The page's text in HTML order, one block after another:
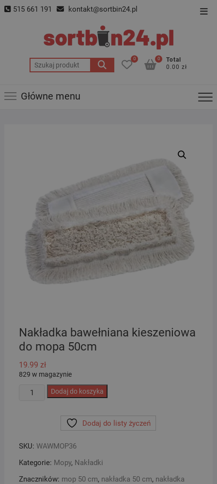
Skip 515 661 191 kontakt@sortbin24.pl
Szukaj:
0
Total
0.00 zł
0
Główne menu
Nakładka bawełniana kieszeniowa
do mopa 50cm
19.99 zł
829 w magazynie
ilość
mopa
50cm
Dodaj do koszyka
Dodaj do listy życzeń
SKU: WAWMOP36
Kategorie: Mopy, Nakładki
Znaczników: mop 50 cm, nakładka 50 cm, nakładka